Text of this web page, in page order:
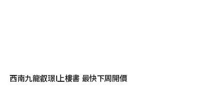
西南九龍叡璟I上樓書 最快下周開價